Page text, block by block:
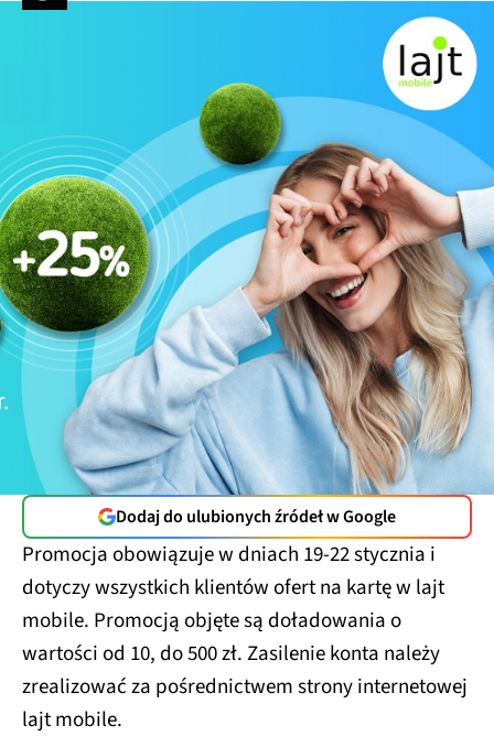
Dodaj do ulubionych źródeł w Google
Promocja obowiązuje w dniach 19-22 stycznia i
dotyczy wszystkich klientów ofert na kartę w lajt
mobile. Promocją objęte są doładowania o
wartości od 10, do 500 zł. Zasilenie konta należy
zrealizować za pośrednictwem strony internetowej
lajt mobile.